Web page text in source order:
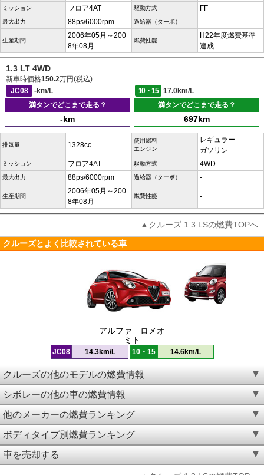
ミッション フロア4AT 駆動方式 FF
最大出力 88ps/6000rpm 過給器（ターボ） -
生産期間
2006年05月～200
8年08月
燃費性能
H22年度燃費基準
達成
1.3 LT 4WD
新車時価格150.2万円(税込)
JC08
-km/L 10・15
17.0km/L
満タンでどこまで走る？
-km
満タンでどこまで走る？
697km
排気量 1328cc
使用燃料
エンジン
レギュラー
ガソリン
ミッション フロア4AT 駆動方式 4WD
最大出力 88ps/6000rpm 過給器（ターボ） -
生産期間
2006年05月～200
8年08月
燃費性能 -
▲クルーズ 1.3 LSの燃費TOPへ
クルーズとよく比較されている車
アルファ ロメオ
ミト
JC08 14.3km/L 10・15 14.6km/L
クルーズの他のモデルの燃費情報
シボレーの他の車の燃費情報
他のメーカーの燃費ランキング
ボディタイプ別燃費ランキング
車を売却する